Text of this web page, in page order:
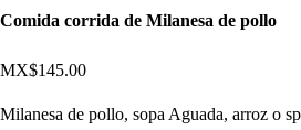
Comida corrida de Milanesa de pollo
MX$145.00
Milanesa de pollo, sopa Aguada, arroz o